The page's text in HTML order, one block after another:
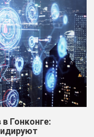
Гонконге: